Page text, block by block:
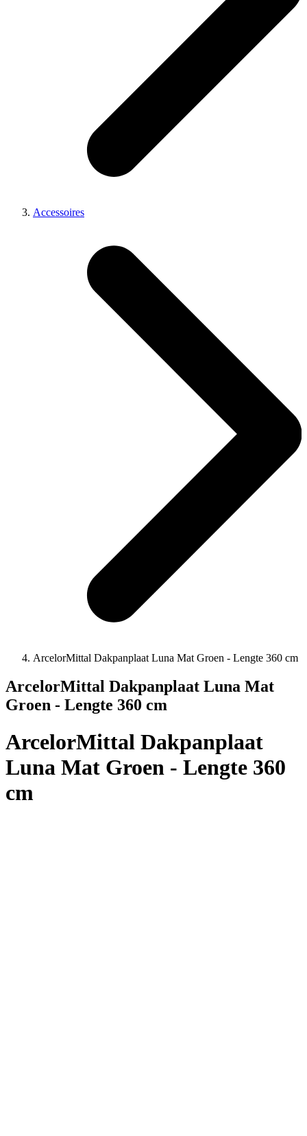
Accessoires
ArcelorMittal Dakpanplaat Luna Mat Groen - Lengte 360 cm
ArcelorMittal Dakpanplaat Luna Mat
Groen - Lengte 360 cm
ArcelorMittal Dakpanplaat
Luna Mat Groen - Lengte 360
cm